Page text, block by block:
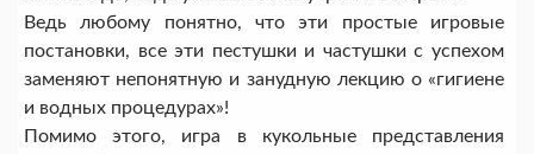
Ведь любому понятно, что эти простые игровые
постановки, все эти пестушки и частушки с успехом
заменяют непонятную и занудную лекцию о «гигиене
и водных процедурах»!
Помимо этого, игра в кукольные представления